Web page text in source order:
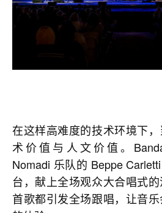
在这样高难度的技术环境下
术价值与人文价值。
Nomadi 乐队的 Beppe
台，献上全场观众大合唱式
首歌都引发全场跟唱，让音